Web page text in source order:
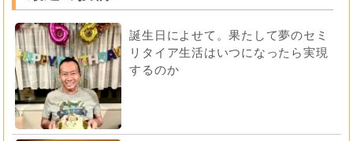
誕生日によせて。果たして夢のセミ
リタイア生活はいつになったら実現
するのか